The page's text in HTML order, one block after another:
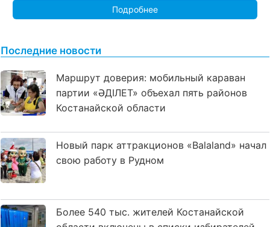
Подробнее
Последние новости
Маршрут доверия: мобильный караван
партии «ӘДІЛЕТ» объехал пять районов
Костанайской области
Новый парк аттракционов «Balaland» начал
свою работу в Рудном
Более 540 тыс. жителей Костанайской